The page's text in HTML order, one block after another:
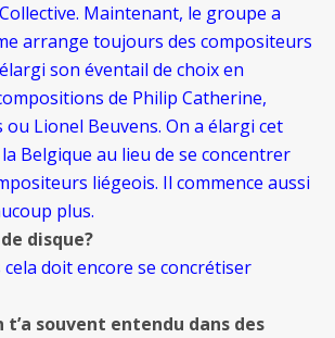
Maintenant, le groupe a
arrange toujours des compositeurs
son éventail de choix en
de Philip Catherine,
Lionel Beuvens. On a élargi cet
Belgique au lieu de se concentrer
liégeois. Il commence aussi
plus.
disque?
cela doit encore se concrétiser
t’a souvent entendu dans des